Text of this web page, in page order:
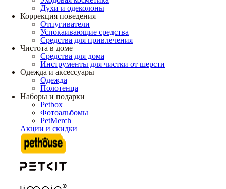
Духи и одеколоны
Коррекция поведения
Отпугиватели
Успокаивающие средства
Средства для привлечения
Чистота в доме
Средства для дома
Инструменты для чистки от шерсти
Одежда и аксессуары
Одежда
Полотенца
Наборы и подарки
Petbox
Фотоальбомы
PetMerch
Акции и скидки